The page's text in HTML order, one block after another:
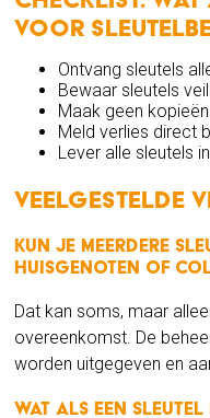
voor
Ontvang sleutels
Bewaar sleutels
Maak geen
Meld verlies direct
Lever alle sleutels
Veelgestelde
Kun je meerdere
huisgenoten of
Dat kan soms, maar
overeenkomst. De
worden uitgegeven en
Wat als een